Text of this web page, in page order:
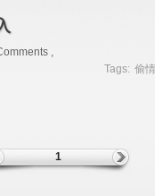
,
Tags: 偷情
1